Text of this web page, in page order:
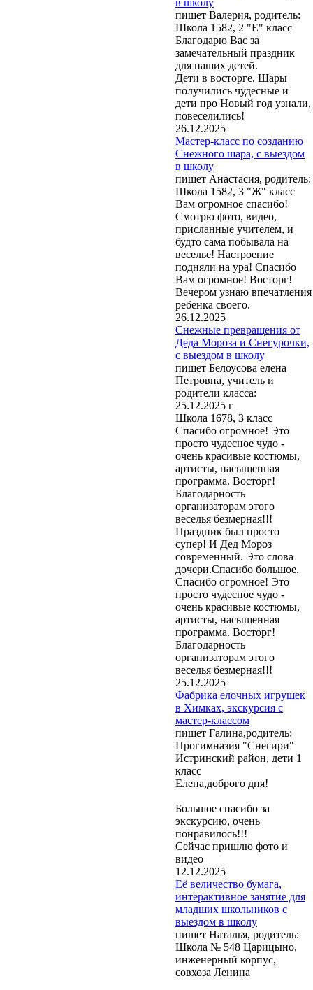
пишет Валерия, родитель:
Школа 1582, 2 "Е" класс
Благодарю Вас за
замечательный праздник
для наших детей.
Дети в восторге. Шары
получились чудесные и
дети про Новый год узнали,
повеселились!
26.12.2025
Мастер-класс по созданию
Снежного шара, с выездом
в школу
пишет Анастасия, родитель:
Школа 1582, 3 "Ж" класс
Вам огромное спасибо!
Смотрю фото, видео,
присланные учителем, и
будто сама побывала на
веселье! Настроение
подняли на ура! Спасибо
Вам огромное! Восторг!
Вечером узнаю впечатления
ребенка своего.
26.12.2025
Снежные превращения от
Деда Мороза и Снегурочки,
с выездом в школу
пишет Белоусова елена
Петровна, учитель и
родители класса:
25.12.2025 г
Школа 1678, 3 класс
Спасибо огромное! Это
просто чудесное чудо -
очень красивые костюмы,
артисты, насыщенная
программа. Восторг!
Благодарность
организаторам этого
веселья безмерная!!!
Праздник был просто
супер! И Дед Мороз
современный. Это слова
дочери.Спасибо большое.
Спасибо огромное! Это
просто чудесное чудо -
очень красивые костюмы,
артисты, насыщенная
программа. Восторг!
Благодарность
организаторам этого
веселья безмерная!!!
25.12.2025
Фабрика елочных игрушек
в Химках, экскурсия с
мастер-классом
пишет Галина,родитель:
Прогимназия "Снегири"
Истринский район, дети 1
класс
Елена,доброго дня!
Большое спасибо за
экскурсию, очень
понравилось!!!
Сейчас пришлю фото и
видео
12.12.2025
Её величество бумага,
интерактивное занятие для
младших школьников с
выездом в школу
пишет Наталья, родитель:
Школа № 548 Царицыно,
инженерный корпус,
совхоза Ленина